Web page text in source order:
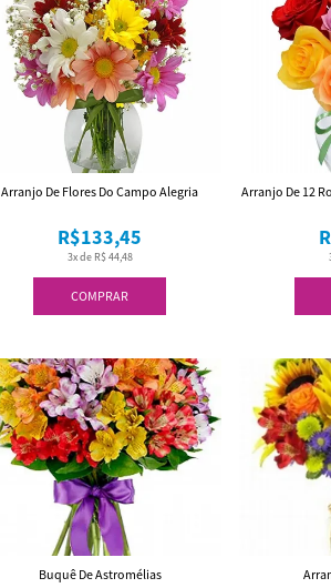
COMPRAR
3x de R$ 44,48
R$133,45
Arranjo De Flores Do Campo Alegria Arranjo De 12
Buquê De Astromélias